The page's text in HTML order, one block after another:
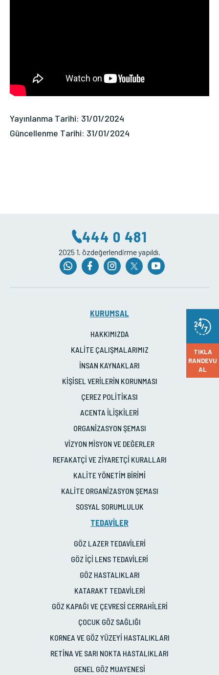
Yayınlanma Tarihi: 31/01/2024
Güncellenme Tarihi: 31/01/2024
444 0 481
2025 1. özdeğerlendirme yapıldı.
KURUMSAL
HAKKIMIZDA
KALİTE ÇALIŞMALARIMIZ
İNSAN KAYNAKLARI
KİŞİSEL VERİLERİN KORUNMASI
ÇEREZ POLİTİKASI
ACENTA İLİŞKİLERİ
ORGANİZASYON ŞEMASI
VİZYON MİSYON VE DEĞERLER
REFAKATÇİ VE ZİYARETÇİ KURALLARI
KALİTE YÖNETİM BİRİMİ
KALİTE ORGANİZASYON ŞEMASI
SOSYAL SORUMLULUK
TEDAVİLER
GÖZ LAZER TEDAVİLERİ
GÖZ İÇİ LENS TEDAVİLERİ
GÖZ HASTALIKLARI
KATARAKT TEDAVİLERİ
GÖZ KAPAĞI VE ÇEVRESİ CERRAHİLERİ
ÇOCUK GÖZ SAĞLIĞI
KORNEA VE GÖZ YÜZEYİ HASTALIKLARI
RETİNA VE SARI NOKTA HASTALIKLARI
GENEL GÖZ MUAYENESİ
TIKLA
RANDEVU
AL